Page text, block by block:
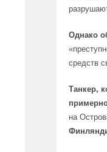
Однако
средств
Танкер,
на